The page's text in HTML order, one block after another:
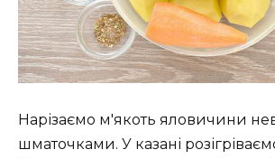
Нарізаємо м'якоть яловичини
шматочками. У казані